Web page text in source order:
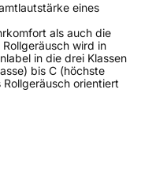
eines
als auch die
wird in
in die drei Klassen
bis C (höchste
orientiert